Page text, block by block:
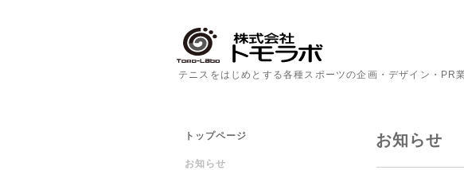
テニスをはじめとする各種スポーツの企画・デザイン・
お知らせ
トップページ
お知らせ